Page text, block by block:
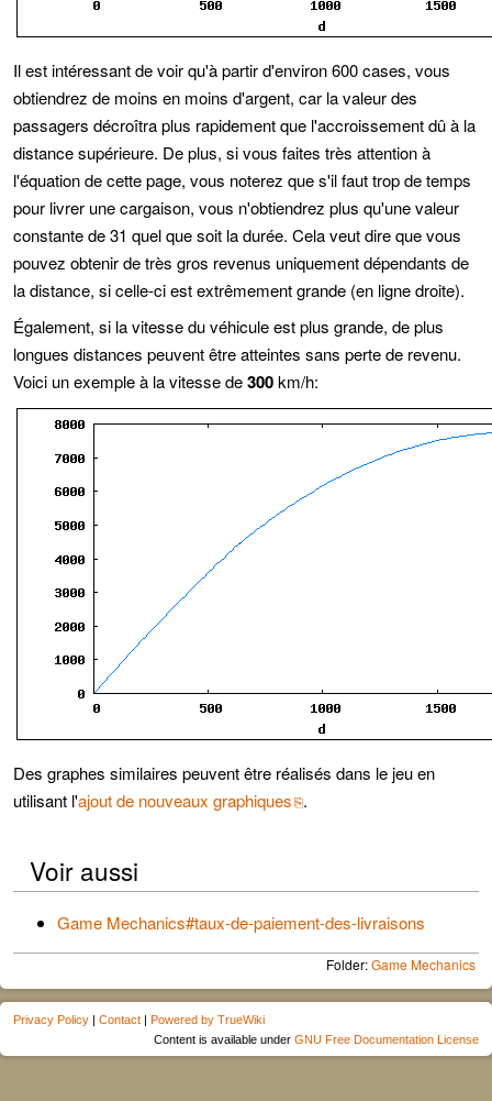
Il est intéressant de voir qu'à partir d'environ 600 cases, vous
obtiendrez de moins en moins d'argent, car la valeur des
passagers décroîtra plus rapidement que l'accroissement dû à la
distance supérieure. De plus, si vous faites très attention à
l'équation de cette page, vous noterez que s'il faut trop de temps
pour livrer une cargaison, vous n'obtiendrez plus qu'une valeur
constante de 31 quel que soit la durée. Cela veut dire que vous
pouvez obtenir de très gros revenus uniquement dépendants de
la distance, si celle-ci est extrêmement grande (en ligne droite).
Également, si la vitesse du véhicule est plus grande, de plus
longues distances peuvent être atteintes sans perte de revenu.
Voici un exemple à la vitesse de300km/h:
Des graphes similaires peuvent être réalisés dans le jeu en
utilisant l'ajout de nouveaux graphiques .
Voir aussi
Game Mechanics#taux-de-paiement-des-livraisons
Folder:Game Mechanics
Privacy Policy | Contact | Powered by TrueWiki
Content is available under GNU Free Documentation License